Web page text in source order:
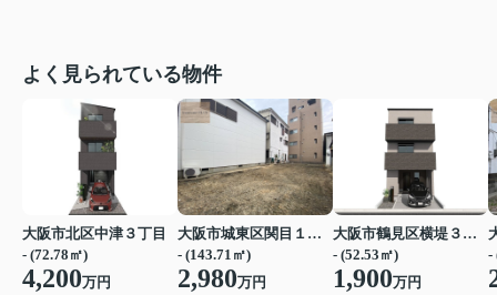
よく見られている物件
大阪市北区中津３丁目
- (72.78㎡)
4,200万円
大阪市城東区関目１丁目
- (143.71㎡)
2,980万円
大阪市鶴見区横堤３丁目
- (52.53㎡)
1,900万円
-